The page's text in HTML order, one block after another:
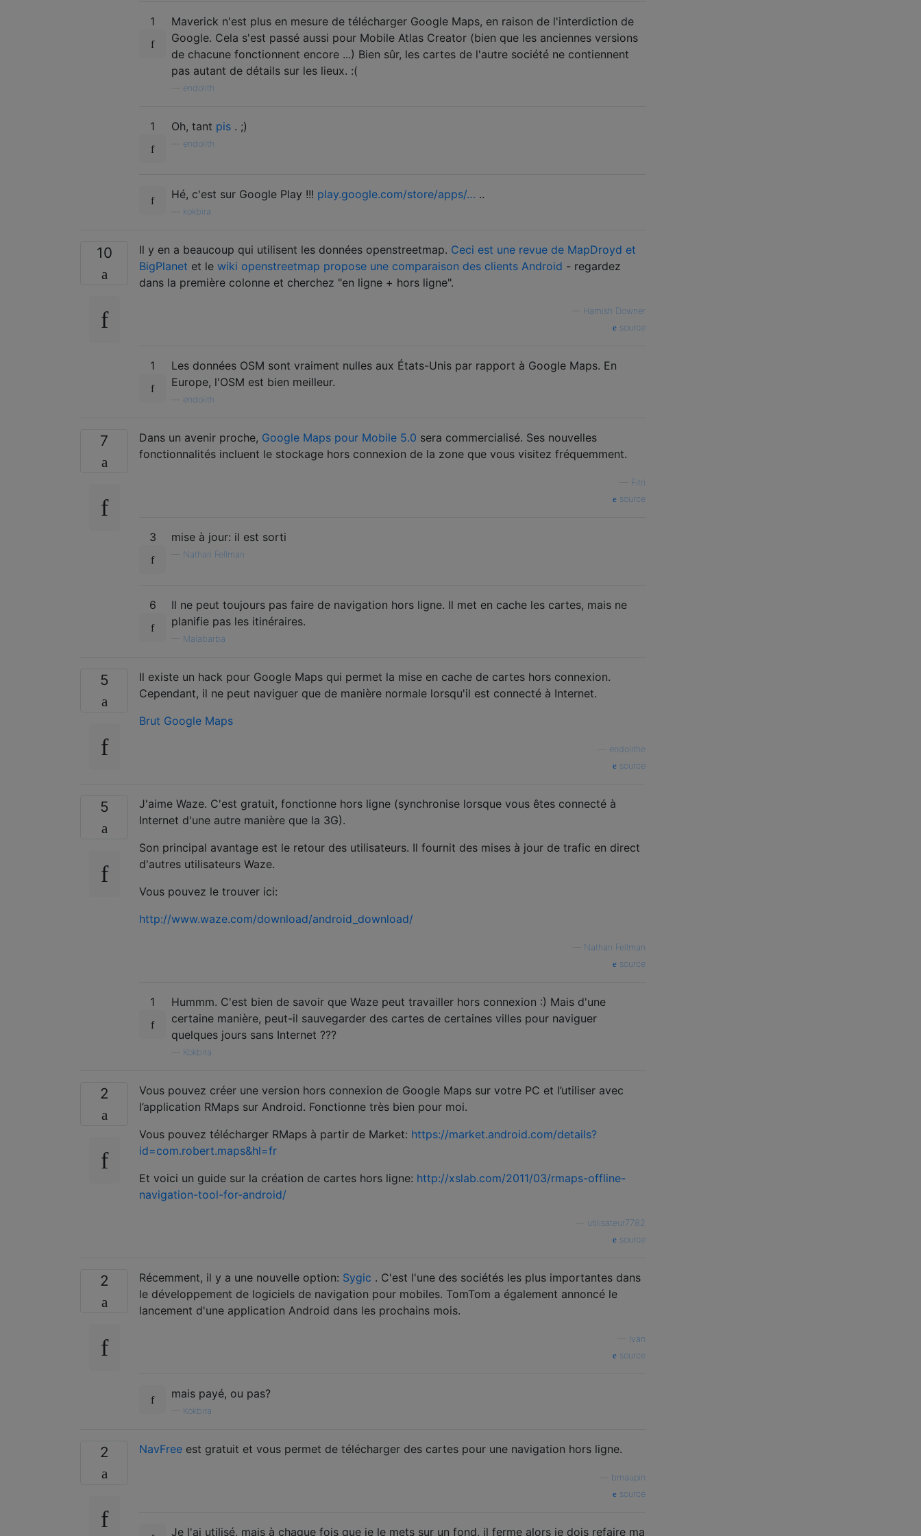
1
Maverick n'est plus en mesure de télécharger Google Maps, en raison de l'interdiction de
Google. Cela s'est passé aussi pour Mobile Atlas Creator (bien que les anciennes versions
de chacune fonctionnent encore ...) Bien sûr, les cartes de l'autre société ne contiennent
pas autant de détails sur les lieux. :(
endolith
1 Oh, tant pis . ;)
endolith
Hé, c'est sur Google Play !!! play.google.com/store/apps/… ..
kokbira
10 Il y en a beaucoup qui utilisent les données openstreetmap. Ceci est une revue de MapDroyd et
BigPlanet et le wiki openstreetmap propose une comparaison des clients Android - regardez
dans la première colonne et cherchez "en ligne + hors ligne".
Hamish Downer
source
1
Les données OSM sont vraiment nulles aux États-Unis par rapport à Google Maps. En
Europe, l'OSM est bien meilleur.
endolith
7 Dans un avenir proche, Google Maps pour Mobile 5.0 sera commercialisé. Ses nouvelles
fonctionnalités incluent le stockage hors connexion de la zone que vous visitez fréquemment.
Fitri
source
3 mise à jour: il est sorti
Nathan Fellman
6
Il ne peut toujours pas faire de navigation hors ligne. Il met en cache les cartes, mais ne
planifie pas les itinéraires.
Malabarba
5
Il existe un hack pour Google Maps qui permet la mise en cache de cartes hors connexion.
Cependant, il ne peut naviguer que de manière normale lorsqu'il est connecté à Internet.
Brut Google Maps
endolithe
source
5
J'aime Waze. C'est gratuit, fonctionne hors ligne (synchronise lorsque vous êtes connecté à
Internet d'une autre manière que la 3G).
Son principal avantage est le retour des utilisateurs. Il fournit des mises à jour de trafic en direct
d'autres utilisateurs Waze.
Vous pouvez le trouver ici:
http://www.waze.com/download/android_download/
Nathan Fellman
source
1
Hummm. C'est bien de savoir que Waze peut travailler hors connexion :) Mais d'une
certaine manière, peut-il sauvegarder des cartes de certaines villes pour naviguer
quelques jours sans Internet ???
Kokbira
2
Vous pouvez créer une version hors connexion de Google Maps sur votre PC et l’utiliser avec
l’application RMaps sur Android. Fonctionne très bien pour moi.
Vous pouvez télécharger RMaps à partir de Market: https://market.android.com/details?
id=com.robert.maps&hl=fr
Et voici un guide sur la création de cartes hors ligne: http://xslab.com/2011/03/rmaps-offline-
navigation-tool-for-android/
utilisateur7782
source
2 Récemment, il y a une nouvelle option: Sygic . C'est l'une des sociétés les plus importantes dans
le développement de logiciels de navigation pour mobiles. TomTom a également annoncé le
lancement d'une application Android dans les prochains mois.
Ivan
source
mais payé, ou pas?
Kokbira
2 NavFree est gratuit et vous permet de télécharger des cartes pour une navigation hors ligne.
bmaupin
source
Je l'ai utilisé, mais à chaque fois que je le mets sur un fond, il ferme alors je dois refaire ma